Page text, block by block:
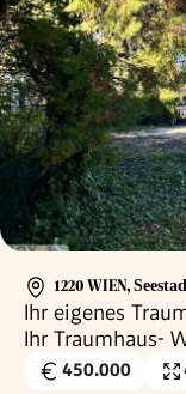
1220 WIEN,
Ihr eigenes
Ihr Traumhaus-
Anbindung! Wir
Kaufpreis
450.000